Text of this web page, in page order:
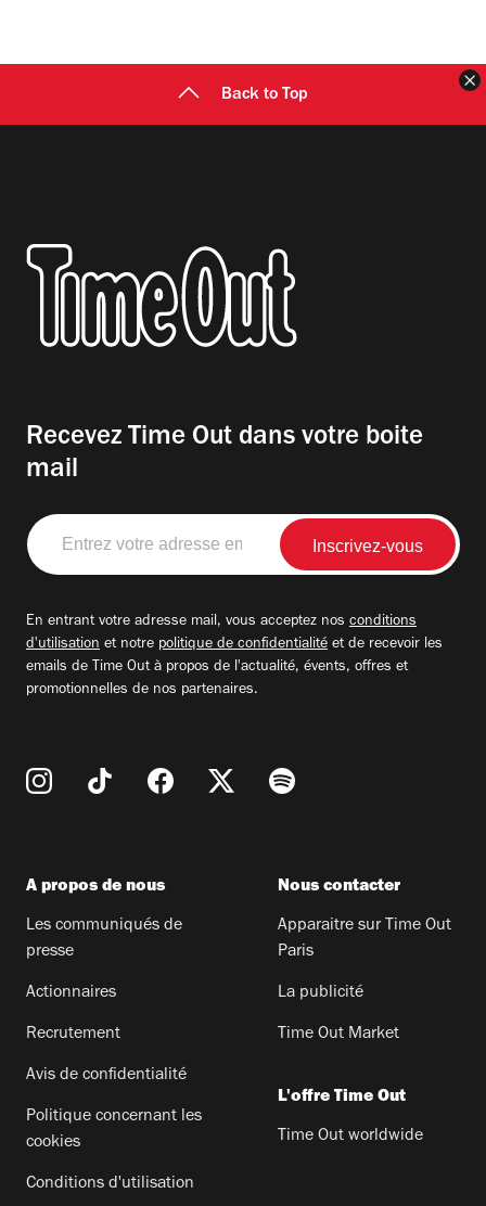
Back to Top
Recevez Time Out dans votre boite
mail
Entrez
votre
adresse
En entrant votre adresse mail, vous acceptez nos conditions
d'utilisation et notre politique de confidentialité et de recevoir les
emails de Time Out à propos de l'actualité, évents, offres et
promotionnelles de nos partenaires.
A propos de nous
Les communiqués de
presse
Actionnaires
Recrutement
Avis de confidentialité
Politique concernant les
cookies
Conditions d'utilisation
Nous contacter
Apparaitre sur Time Out
Paris
La publicité
Time Out Market
L'offre Time Out
Time Out worldwide